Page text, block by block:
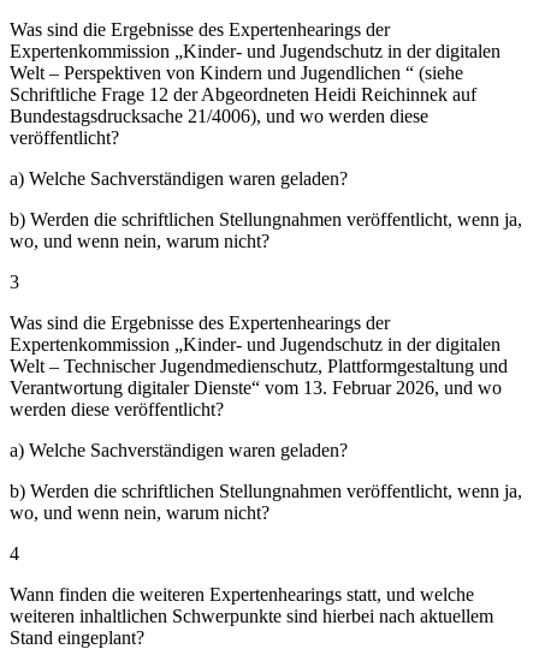
Was sind die Ergebnisse des Expertenhearings der
Expertenkommission „Kinder- und Jugendschutz in der digitalen
Welt – Perspektiven von Kindern und Jugendlichen “ (siehe
Schriftliche Frage 12 der Abgeordneten Heidi Reichinnek auf
Bundestagsdrucksache 21/4006), und wo werden diese
veröffentlicht?
a) Welche Sachverständigen waren geladen?
b) Werden die schriftlichen Stellungnahmen veröffentlicht, wenn ja,
wo, und wenn nein, warum nicht?
3
Was sind die Ergebnisse des Expertenhearings der
Expertenkommission „Kinder- und Jugendschutz in der digitalen
Welt – Technischer Jugendmedienschutz, Plattformgestaltung und
Verantwortung digitaler Dienste“ vom 13. Februar 2026, und wo
werden diese veröffentlicht?
a) Welche Sachverständigen waren geladen?
b) Werden die schriftlichen Stellungnahmen veröffentlicht, wenn ja,
wo, und wenn nein, warum nicht?
4
Wann finden die weiteren Expertenhearings statt, und welche
weiteren inhaltlichen Schwerpunkte sind hierbei nach aktuellem
Stand eingeplant?